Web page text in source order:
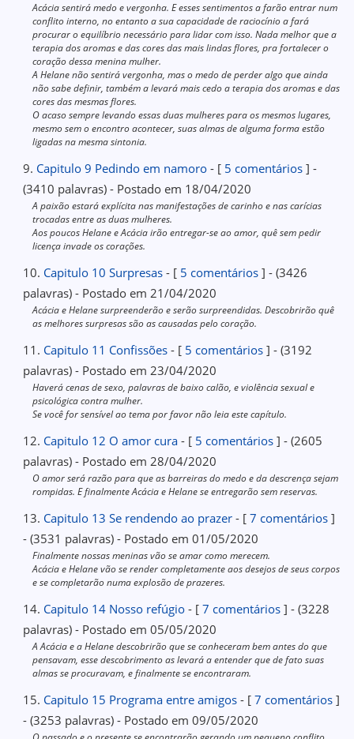
Acácia sentirá medo e vergonha. E esses sentimentos a farão entrar num
conflito interno, no entanto a sua capacidade de raciocínio a fará
procurar o equilíbrio necessário para lidar com isso. Nada melhor que a
terapia dos aromas e das cores das mais lindas flores, pra fortalecer o
coração dessa menina mulher.
A Helane não sentirá vergonha, mas o medo de perder algo que ainda
não sabe definir, também a levará mais cedo a terapia dos aromas e das
cores das mesmas flores.
O acaso sempre levando essas duas mulheres para os mesmos lugares,
mesmo sem o encontro acontecer, suas almas de alguma forma estão
ligadas na mesma sintonia.
9. Capitulo 9 Pedindo em namoro - [ 5 comentários ] -
(3410 palavras) - Postado em 18/04/2020
A paixão estará explícita nas manifestações de carinho e nas carícias
trocadas entre as duas mulheres.
Aos poucos Helane e Acácia irão entregar-se ao amor, quê sem pedir
licença invade os corações.
10. Capitulo 10 Surpresas - [ 5 comentários ] - (3426
palavras) - Postado em 21/04/2020
Acácia e Helane surpreenderão e serão surpreendidas. Descobrirão quê
as melhores surpresas são as causadas pelo coração.
11. Capitulo 11 Confissões - [ 5 comentários ] - (3192
palavras) - Postado em 23/04/2020
Haverá cenas de sexo, palavras de baixo calão, e violência sexual e
psicológica contra mulher.
Se você for sensível ao tema por favor não leia este capítulo.
12. Capitulo 12 O amor cura - [ 5 comentários ] - (2605
palavras) - Postado em 28/04/2020
O amor será razão para que as barreiras do medo e da descrença sejam
rompidas. E finalmente Acácia e Helane se entregarão sem reservas.
13. Capitulo 13 Se rendendo ao prazer - [7 comentários ]
- (3531 palavras) - Postado em 01/05/2020
Finalmente nossas meninas vão se amar como merecem.
Acácia e Helane vão se render completamente aos desejos de seus corpos
e se completarão numa explosão de prazeres.
14. Capitulo 14 Nosso refúgio - [7 comentários ] - (3228
palavras) - Postado em 05/05/2020
A Acácia e a Helane descobrirão que se conheceram bem antes do que
pensavam, esse descobrimento as levará a entender que de fato suas
almas se procuravam, e finalmente se encontraram.
15. Capitulo 15 Programa entre amigos - [7 comentários ]
- (3253 palavras) - Postado em 09/05/2020